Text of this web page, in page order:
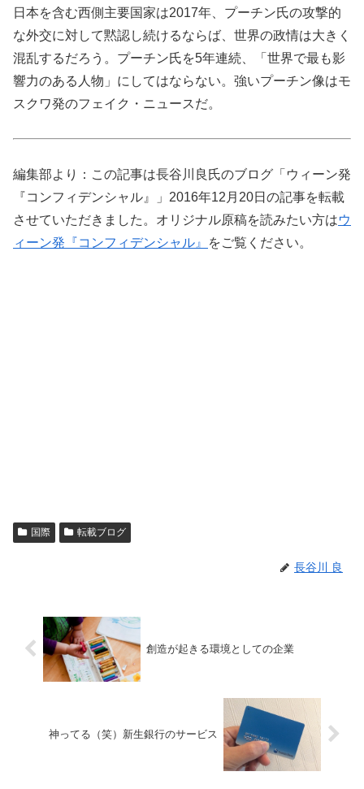
日本を含む西側主要国家は2017年、プーチン氏の攻撃的
な外交に対して黙認し続けるならば、世界の政情は大きく
混乱するだろう。プーチン氏を5年連続、「世界で最も影
響力のある人物」にしてはならない。強いプーチン像はモ
スクワ発のフェイク・ニュースだ。
編集部より：この記事は長谷川良氏のブログ「ウィーン発
『コンフィデンシャル』」2016年12月20日の記事を転載
させていただきました。オリジナル原稿を読みたい方はウ
ィーン発『コンフィデンシャル』
をご覧ください。
国際 転載ブログ
長谷川 良
創造が起きる環境としての企業
神ってる（笑）新生銀行のサービス